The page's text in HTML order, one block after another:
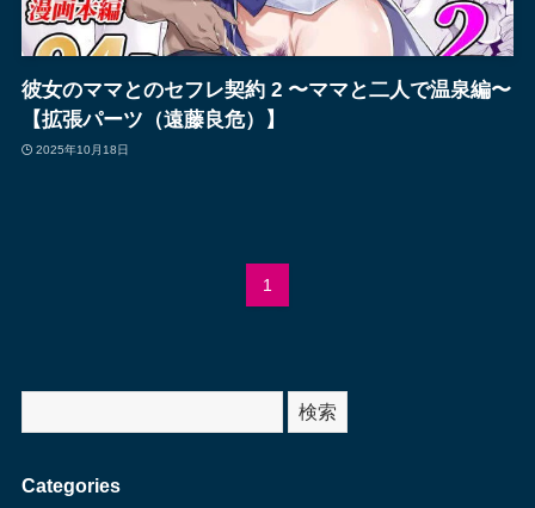
彼女のママとのセフレ契約 2 〜ママと二人で温泉編〜
【拡張パーツ（遠藤良危）】
2025年10月18日
1
イ
内
検索
Categories